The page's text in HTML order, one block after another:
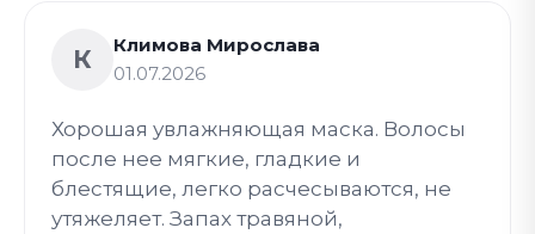
К
Климова Мирослава
01.07.2026
Хорошая увлажняющая маска. Волосы
после нее мягкие, гладкие и
блестящие, легко расчесываются, не
утяжеляет. Запах травяной,